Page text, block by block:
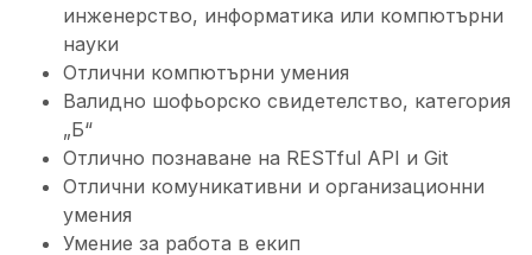
инженерство, информатика или компютърни
науки
Отлични компютърни умения
Валидно шофьорско свидетелство, категория
„Б“
Отлично познаване на RESTful API и Git
Отлични комуникативни и организационни
умения
Умение за работа в екип